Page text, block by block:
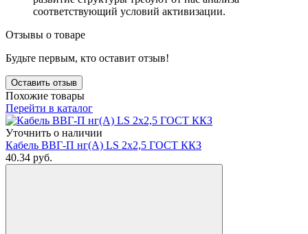
соответствующий условий активизации.
Отзывы о товаре
Будьте первым, кто оставит отзыв!
Оставить отзыв
Похожие товары
Перейти в каталог
Уточнить о наличии
Кабель ВВГ-П нг(А) LS 2х2,5 ГОСТ ККЗ
40.34 руб.